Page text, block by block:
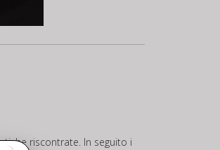
riscontrate. In seguito i